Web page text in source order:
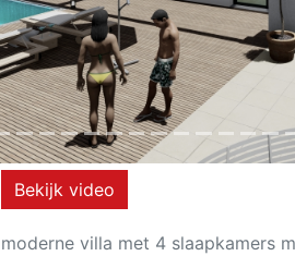
Bekijk video
villa met 4 slaapkamers